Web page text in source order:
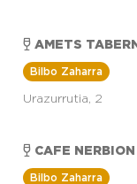
AMETS
Bilbo Zaharra
Urazurrutia, 2
CAFE NERBION
Bilbo Zaharra